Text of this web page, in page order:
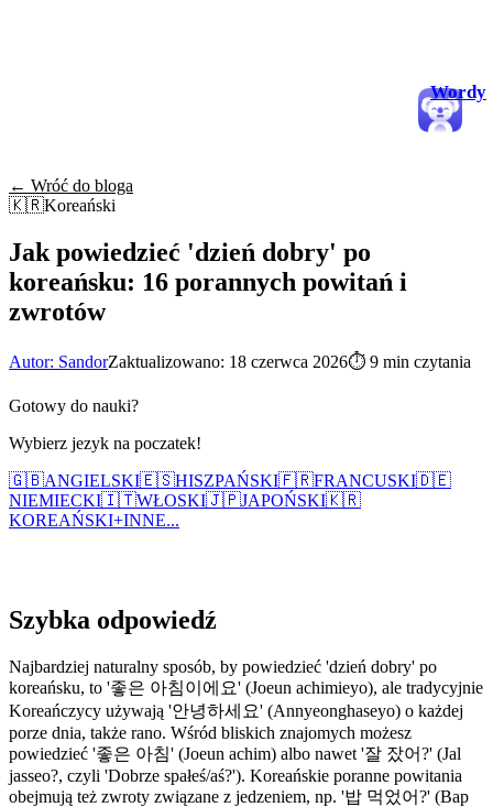
Wordy
← Wróć do bloga
🇰🇷Koreański
Jak powiedzieć 'dzień dobry' po
koreańsku: 16 porannych powitań i
zwrotów
Autor: SandorZaktualizowano: 18 czerwca 2026⏱ 9 min czytania
Gotowy do nauki?
Wybierz jezyk na poczatek!
🇬🇧ANGIELSKI🇪🇸HISZPAŃSKI🇫🇷FRANCUSKI🇩🇪
NIEMIECKI🇮🇹WŁOSKI🇯🇵JAPOŃSKI🇰🇷
KOREAŃSKI+INNE...
Szybka odpowiedź
Najbardziej naturalny sposób, by powiedzieć 'dzień dobry' po
koreańsku, to '좋은 아침이에요' (Joeun achimieyo), ale tradycyjnie
Koreańczycy używają '안녕하세요' (Annyeonghaseyo) o każdej
porze dnia, także rano. Wśród bliskich znajomych możesz
powiedzieć '좋은 아침' (Joeun achim) albo nawet '잘 잤어?' (Jal
jasseo?, czyli 'Dobrze spałeś/aś?'). Koreańskie poranne powitania
obejmują też zwroty związane z jedzeniem, np. '밥 먹었어?' (Bap